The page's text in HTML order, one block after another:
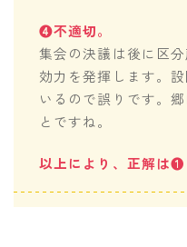
❹不適切。
集会の決議は後に区
効力を発揮します。
いるので誤りです。
とですね。
以上により、正解は❶